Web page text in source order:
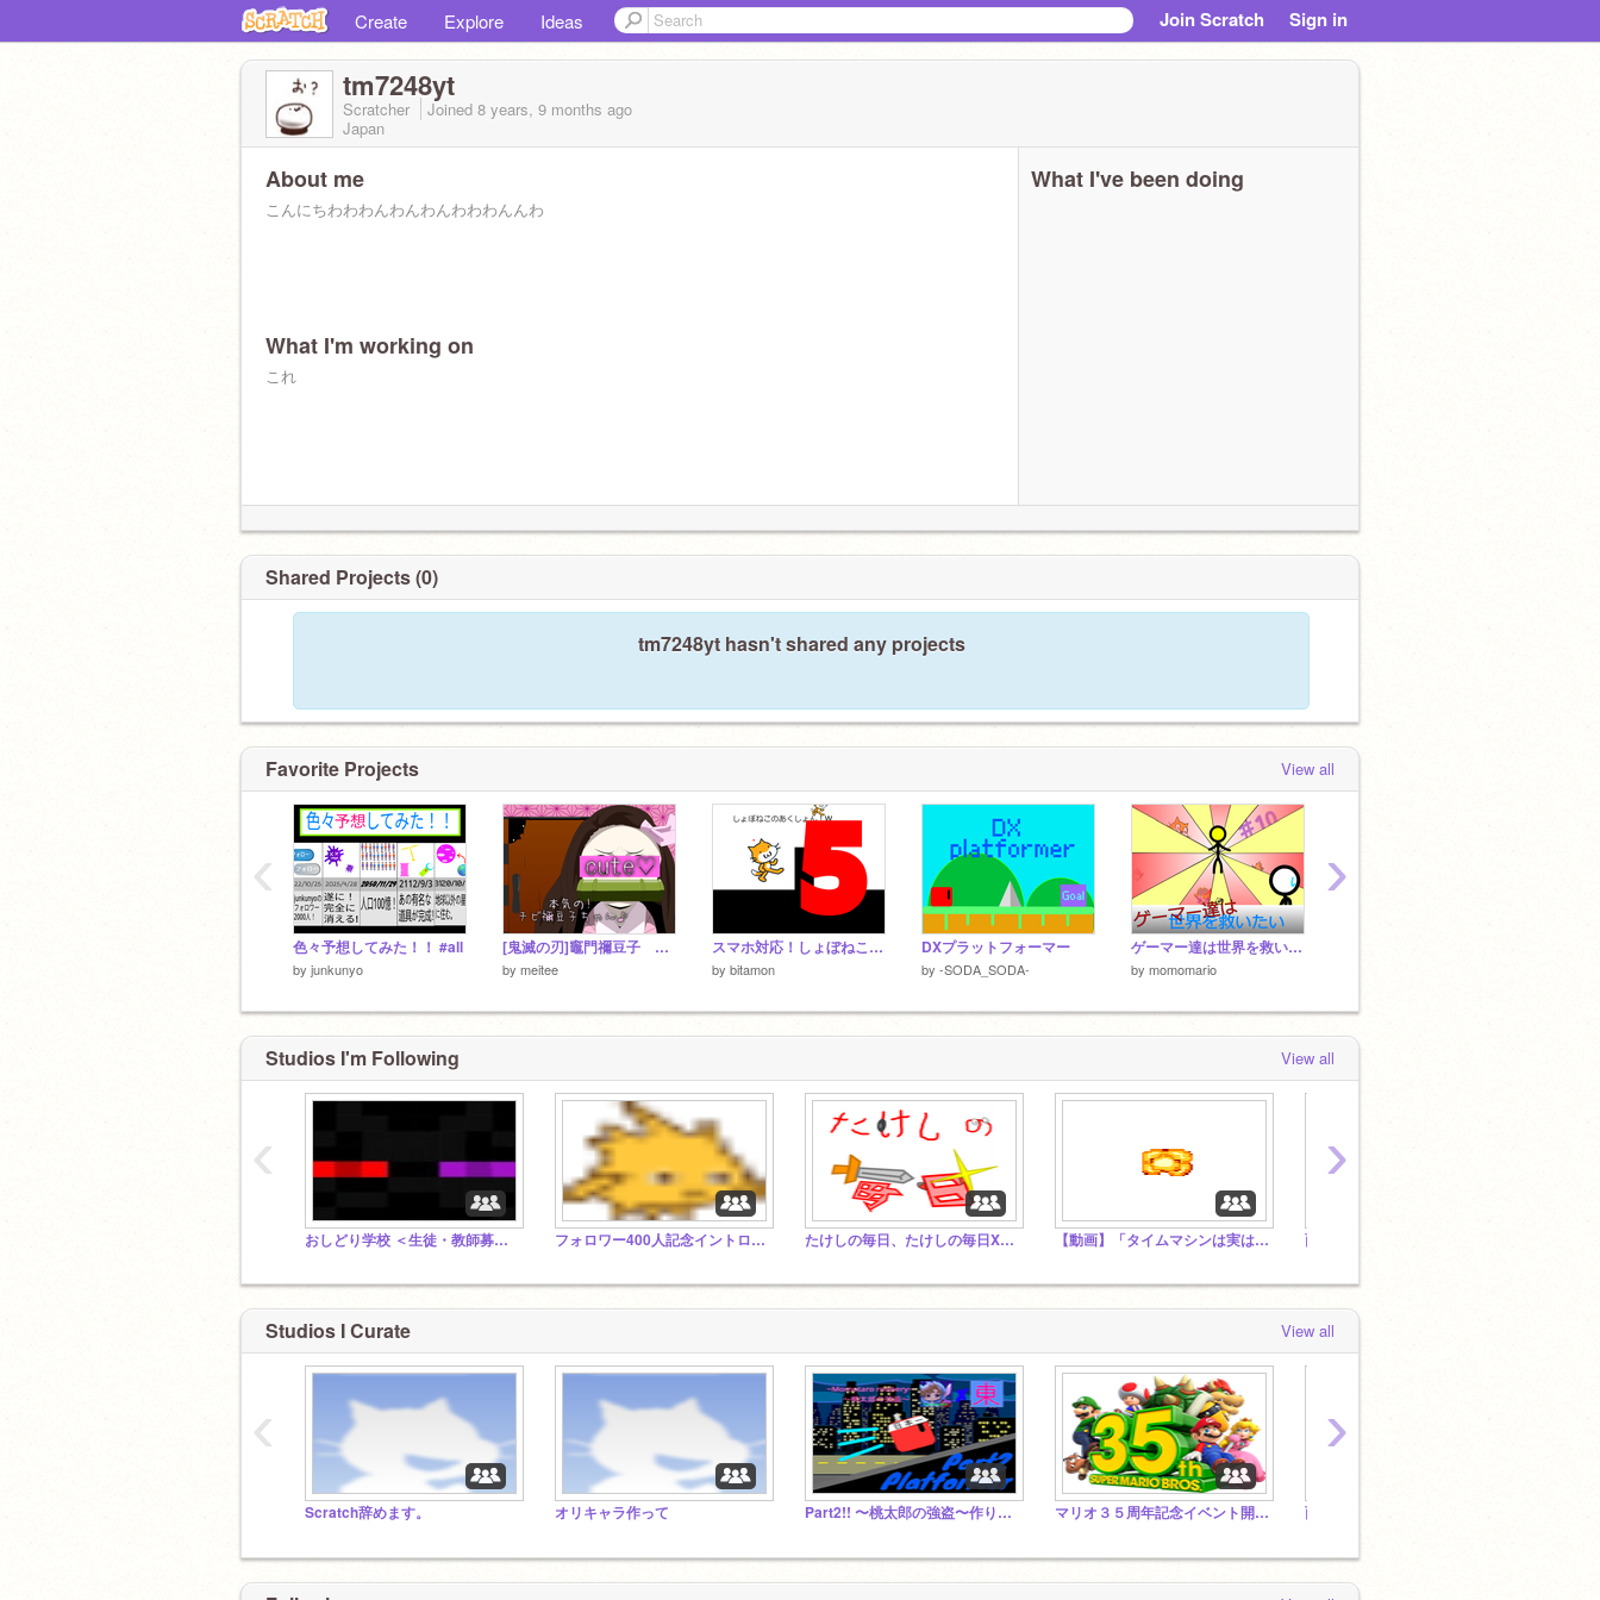
Create Explore Ideas Join Scratch Sign in
tm7248yt
Scratcher Joined 8 years, 9 months ago
Japan
About me
こんにちわわわんわんわんわわわんんわ
What I'm working on
これ
What I've been doing
Shared Projects (0)
tm7248yt hasn't shared any projects
Favorite Projects View all
色々予想してみた！！ #all
by junkunyo
[鬼滅の刃]竈門禰豆子 ベクター
by meitee
スマホ対応！しょぼねこのアクション5
by bitamon
DXプラットフォーマー
by -SODA_SODA-
ゲーマー達は世界を救いたい ♯10
by momomario
‹ ›
Studios I'm Following View all
おしどり学校 ＜生徒・教師募集＞ ＜拡散希望＞＜スタジオフォロー希望＞#tutorial フォロワー400人記念イントロコンテスト！！（拡散希望） たけしの毎日、たけしの毎日Xスタジオ 【動画】「タイムマシンは実は存在している!? & 未来から来た謎の男、「ジョン・タイター」について！！ 面白い物いろいろ入れて！
‹ ›
Studios I Curate View all
Scratch辞めます。 オリキャラ作って Part2!! 〜桃太郎の強盗〜作りました！＜拡散希望！！＞ マリオ３５周年記念イベント開催！マリオ３５周年おめでとう！ 面白い物いろいろ入れて！
‹ ›